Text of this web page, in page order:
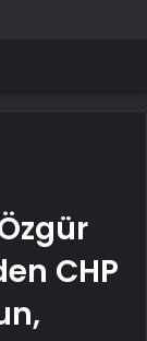
tutuklandı
CHP